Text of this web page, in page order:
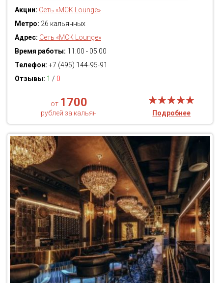
Акции: Сеть «МСК Lounge»
Метро: 26 кальянных
Адрес: Сеть «МСК Lounge»
Время работы: 11:00 - 05:00
Телефон: +7 (495) 144-95-91
Отзывы: 1 / 0
от 1700
рублей за кальян Подробнее